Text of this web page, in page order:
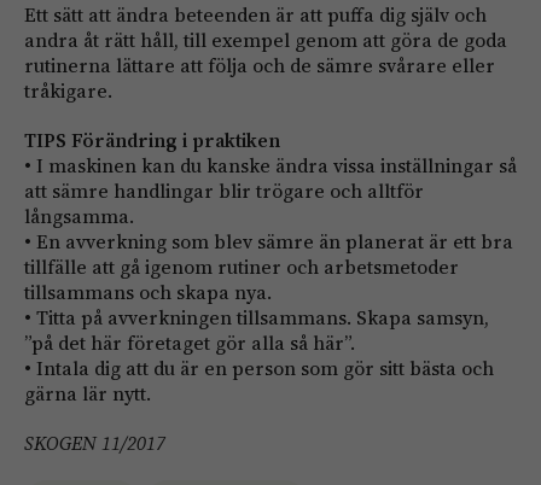
Ett sätt att ändra beteenden är att puffa dig själv och
andra åt rätt håll, till exempel genom att göra de goda
rutinerna lättare att följa och de sämre svårare eller
tråkigare.
TIPS Förändring i praktiken
• I maskinen kan du kanske ändra vissa inställningar så
att sämre handlingar blir trögare och alltför
långsamma.
• En avverkning som blev sämre än planerat är ett bra
tillfälle att gå igenom rutiner och arbetsmetoder
tillsammans och skapa nya.
• Titta på avverkningen tillsammans. Skapa samsyn,
”på det här företaget gör alla så här”.
• Intala dig att du är en person som gör sitt bästa och
gärna lär nytt.
SKOGEN 11/2017